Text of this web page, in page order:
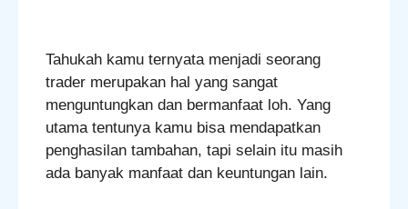
Tahukah kamu ternyata menjadi seorang
trader merupakan hal yang sangat
menguntungkan dan bermanfaat loh. Yang
utama tentunya kamu bisa mendapatkan
penghasilan tambahan, tapi selain itu masih
ada banyak manfaat dan keuntungan lain.